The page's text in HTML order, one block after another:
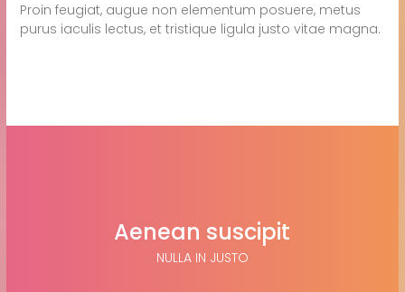
Proin feugiat, augue non elementum posuere, metus
purus iaculis lectus, et tristique ligula justo vitae magna.
Aenean suscipit
NULLA IN JUSTO